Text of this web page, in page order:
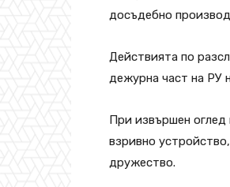
досъдебно
Действията по
дежурна част на РУ
При извършен
взривно
дружество.